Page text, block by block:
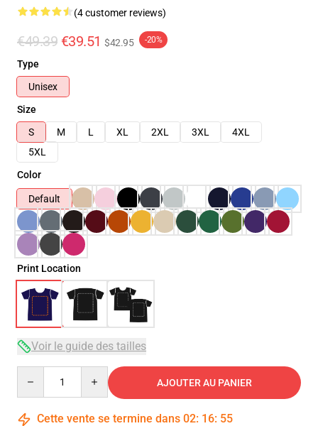
(4 customer reviews)
€49.39 €39.51 $42.95 -20%
Type
Unisex
Size
S
M L XL 2XL 3XL
4XL
5XL
Color
Default
Print Location
Voir le guide des tailles
AJOUTER AU PANIER
Cette vente se termine dans 02: 16: 54